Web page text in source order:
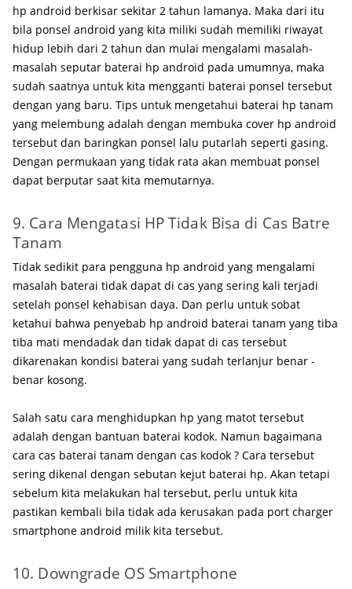
hp android berkisar sekitar 2 tahun lamanya. Maka dari itu
bila ponsel android yang kita miliki sudah memiliki riwayat
hidup lebih dari 2 tahun dan mulai mengalami masalah-
masalah seputar baterai hp android pada umumnya, maka
sudah saatnya untuk kita mengganti baterai ponsel tersebut
dengan yang baru. Tips untuk mengetahui baterai hp tanam
yang melembung adalah dengan membuka cover hp android
tersebut dan baringkan ponsel lalu putarlah seperti gasing.
Dengan permukaan yang tidak rata akan membuat ponsel
dapat berputar saat kita memutarnya.
9. Cara Mengatasi HP Tidak Bisa di Cas Batre
Tanam
Tidak sedikit para pengguna hp android yang mengalami
masalah baterai tidak dapat di cas yang sering kali terjadi
setelah ponsel kehabisan daya. Dan perlu untuk sobat
ketahui bahwa penyebab hp android baterai tanam yang tiba
tiba mati mendadak dan tidak dapat di cas tersebut
dikarenakan kondisi baterai yang sudah terlanjur benar -
benar kosong.
Salah satu cara menghidupkan hp yang matot tersebut
adalah dengan bantuan baterai kodok. Namun bagaimana
cara cas baterai tanam dengan cas kodok ? Cara tersebut
sering dikenal dengan sebutan kejut baterai hp. Akan tetapi
sebelum kita melakukan hal tersebut, perlu untuk kita
pastikan kembali bila tidak ada kerusakan pada port charger
smartphone android milik kita tersebut.
10. Downgrade OS Smartphone